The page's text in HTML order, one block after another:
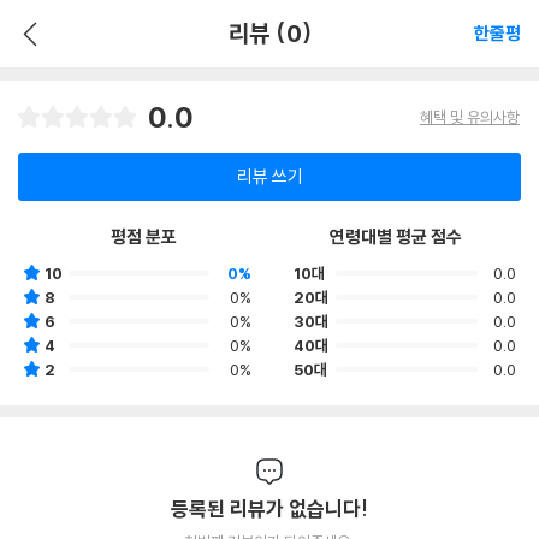
리뷰 (0) 한줄평
0.0 혜택 및 유의사항
리뷰 쓰기
평점 분포
10
0%
8
0%
6
0%
4
0%
2
0%
연령대별 평균 점수
10대
0.0
20대
0.0
30대
0.0
40대
0.0
50대
0.0
등록된 리뷰가 없습니다!